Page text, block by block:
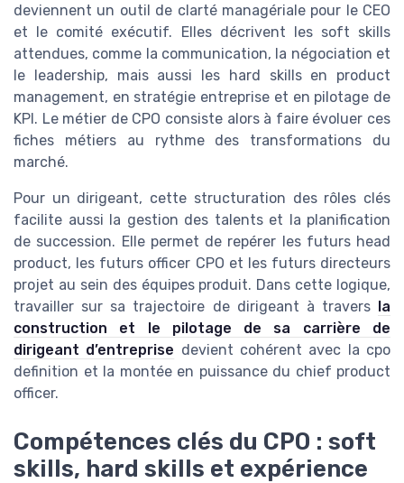
deviennent un outil de clarté managériale pour le CEO
et le comité exécutif. Elles décrivent les soft skills
attendues, comme la communication, la négociation et
le leadership, mais aussi les hard skills en product
management, en stratégie entreprise et en pilotage de
KPI. Le métier de CPO consiste alors à faire évoluer ces
fiches métiers au rythme des transformations du
marché.
Pour un dirigeant, cette structuration des rôles clés
facilite aussi la gestion des talents et la planification
de succession. Elle permet de repérer les futurs head
product, les futurs officer CPO et les futurs directeurs
projet au sein des équipes produit. Dans cette logique,
travailler sur sa trajectoire de dirigeant à travers la
construction et le pilotage de sa carrière de
dirigeant d’entreprise devient cohérent avec la cpo
definition et la montée en puissance du chief product
officer.
Compétences clés du CPO : soft
skills, hard skills et expérience